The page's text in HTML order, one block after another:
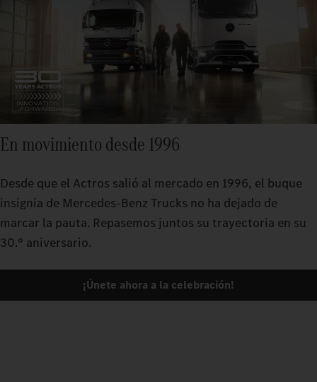
En movimiento desde 1996
Desde que el Actros salió al mercado en 1996, el buque
insignia de Mercedes-Benz Trucks no ha dejado de
marcar la pauta. Repasemos juntos su trayectoria en su
30.º aniversario.
¡Únete ahora a la celebración!